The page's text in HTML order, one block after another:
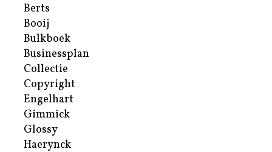
Berts
Booij
Bulkboek
Businessplan
Collectie
Copyright
Engelhart
Gimmick
Glossy
Haerynck